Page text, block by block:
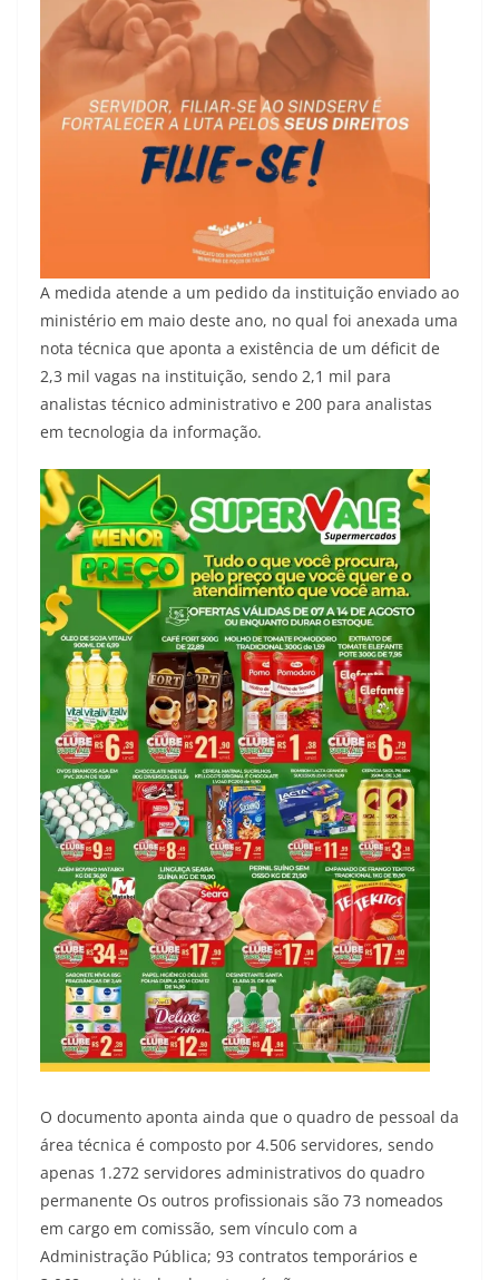
A medida atende a um pedido da instituição enviado ao
ministério em maio deste ano, no qual foi anexada uma
nota técnica que aponta a existência de um déficit de
2,3 mil vagas na instituição, sendo 2,1 mil para
analistas técnico administrativo e 200 para analistas
em tecnologia da informação.
O documento aponta ainda que o quadro de pessoal da
área técnica é composto por 4.506 servidores, sendo
apenas 1.272 servidores administrativos do quadro
permanente Os outros profissionais são 73 nomeados
em cargo em comissão, sem vínculo com a
Administração Pública; 93 contratos temporários e